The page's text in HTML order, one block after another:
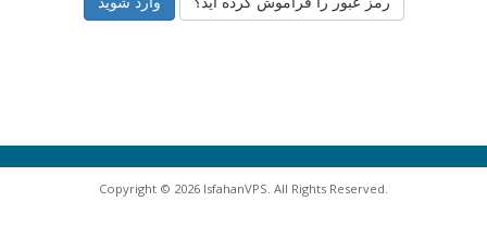
Copyright © 2026 IsfahanVPS. All Rights Reserved.